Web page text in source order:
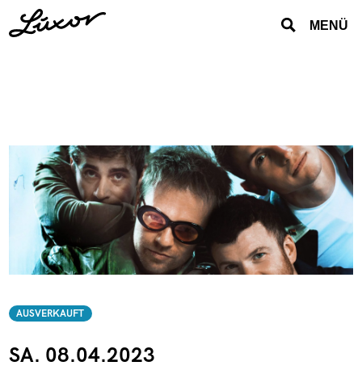
MENÜ
SA. 08.04.2023
AUSVERKAUFT